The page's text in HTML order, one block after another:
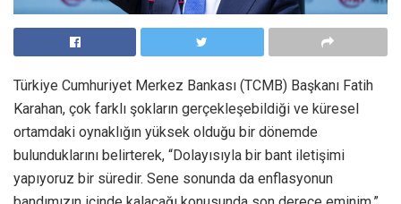
Türkiye Cumhuriyet Merkez Bankası (TCMB) Başkanı Fatih
Karahan, çok farklı şokların gerçekleşebildiği ve küresel
ortamdaki oynaklığın yüksek olduğu bir dönemde
bulunduklarını belirterek, “Dolayısıyla bir bant iletişimi
yapıyoruz bir süredir. Sene sonunda da enflasyonun